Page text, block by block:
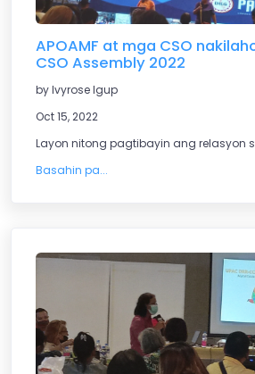
APOAMF at mga CSO
CSO Assembly 2022
by Ivyrose Igup
Oct 15, 2022
Layon nitong pagtibayin ang relasyon
Basahin pa...